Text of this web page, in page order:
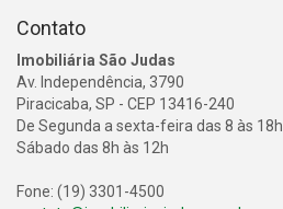
Contato
Imobiliária São Judas
Av. Independência, 3790
Piracicaba, SP - CEP 13416-240
De Segunda a sexta-feira das 8 às 18h
Sábado das 8h às 12h
Fone: (19) 3301-4500